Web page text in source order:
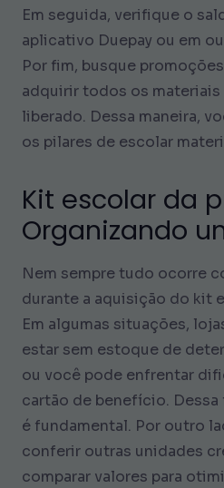
Em seguida, verifique o
aplicativo Duepay ou em
Por fim, busque
adquirir todos os
liberado. Dessa maneira,
os pilares de escolar
Kit escolar da
Organizando
Nem sempre tudo ocorre
durante a aquisição do kit
Em algumas situações,
estar sem estoque de
ou você pode enfrentar
cartão de benefício. Dessa
é fundamental. Por outro
conferir outras unidades
comparar valores para